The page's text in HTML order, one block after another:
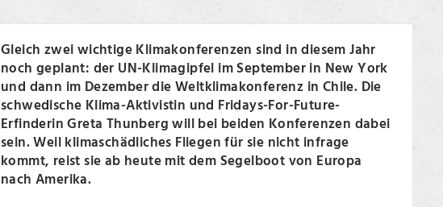
Gleich zwei wichtige Klimakonferenzen sind in diesem Jahr
noch geplant: der UN-Klimagipfel im September in New York
und dann im Dezember die Weltklimakonferenz in Chile. Die
schwedische Klima-Aktivistin und Fridays-For-Future-
Erfinderin Greta Thunberg will bei beiden Konferenzen dabei
sein. Weil klimaschädliches Fliegen für sie nicht infrage
kommt, reist sie ab heute mit dem Segelboot von Europa
nach Amerika.